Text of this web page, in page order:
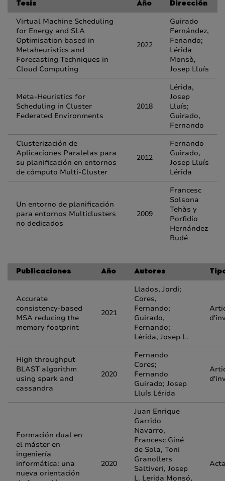
Tesis Año Dirección
Virtual Machine Scheduling
for Energy and SLA
Optimisation based in
Metaheuristics and
Forecasting Techniques in
Cloud Computing
2022
Guirado
Fernández,
Fenando;
Lérida
Monsò,
Josep Lluís
Meta-Heuristics for
Scheduling in Cluster
Federated Environments
2018
Lérida,
Josep
Lluís;
Guirado,
Fernando
Clusterización de
Aplicaciones Paralelas para
su planificación en entornos
de cómputo Multi-Cluster
2012
Fernando
Guirado,
Josep Lluís
Lérida
Un entorno de planificación
para entornos Multiclusters
no dedicados
2009
Francesc
Solsona
Tehàs y
Porfidio
Hernández
Budé
Publicaciones Año Autores
Accurate
consistency-based
MSA reducing the
memory footprint
2021
Llados, Jordi;
Cores,
Fernando;
Guirado,
Fernando;
Lérida, Josep L.
High throughput
BLAST algorithm
using spark and
cassandra
2020
Fernando
Cores;
Fernando
Guirado; Josep
Lluís Lérida
Formación dual en
el máster en
ingeniería
informática: una
nueva orientación
2020
Juan Enrique
Garrido
Navarro,
Francesc Giné
de Sola, Toni
Granollers
Saltiveri, Josep
L. Lerida Monsó,